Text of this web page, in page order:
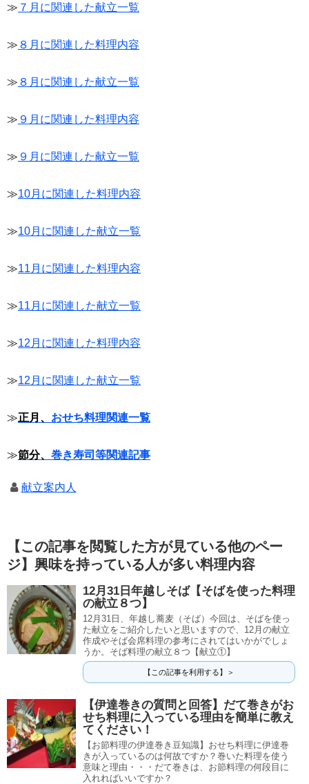
≫ ７月に関連した献立一覧
≫ ８月に関連した料理内容
≫ ８月に関連した献立一覧
≫ ９月に関連した料理内容
≫ ９月に関連した献立一覧
≫10月に関連した料理内容
≫10月に関連した献立一覧
≫11月に関連した料理内容
≫11月に関連した献立一覧
≫12月に関連した料理内容
≫12月に関連した献立一覧
≫正月、 おせち料理関連一覧
≫節分、 巻き寿司等関連記事
献立案内人
【この記事を閲覧した方が見ている他のペー
ジ】興味を持っている人が多い料理内容
12月31日年越しそば【そばを使った料理
の献立８つ】
12月31日、年越し蕎麦（そば）今回は、そばを使っ
た献立をご紹介したいと思いますので、12月の献立
作成やそば会席料理の参考にされてはいかがでしょ
うか。そば料理の献立８つ【献立①】
【この記事を利用する】＞
【伊達巻きの質問と回答】だて巻きがお
せち料理に入っている理由を簡単に教え
てください！
【お節料理の伊達巻き豆知識】おせち料理に伊達巻
きが入っているのは何故ですか？巻いた料理を使う
意味と理由・・・だて巻きは、お節料理の何段目に
入れればいいですか？